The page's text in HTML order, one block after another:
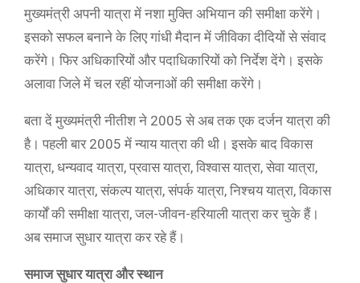
मुख्यमंत्री अपनी यात्रा में नशा मुक्ति अभियान की समीक्षा करेंगे।
इसको सफल बनाने के लिए गांधी मैदान में जीविका दीदियों से संवाद
करेंगे। फिर अधिकारियों और पदाधिकारियों को निर्देश देंगे। इसके
अलावा जिले में चल रहीं योजनाओं की समीक्षा करेंगे।
बता दें मुख्यमंत्री नीतीश ने 2005 से अब तक एक दर्जन यात्रा की
है। पहली बार 2005 में न्याय यात्रा की थी। इसके बाद विकास
यात्रा, धन्यवाद यात्रा, प्रवास यात्रा, विश्वास यात्रा, सेवा यात्रा,
अधिकार यात्रा, संकल्प यात्रा, संपर्क यात्रा, निश्चय यात्रा, विकास
कार्यों की समीक्षा यात्रा, जल-जीवन-हरियाली यात्रा कर चुके हैं।
अब समाज सुधार यात्रा कर रहे हैं।
समाज सुधार यात्रा और स्थान